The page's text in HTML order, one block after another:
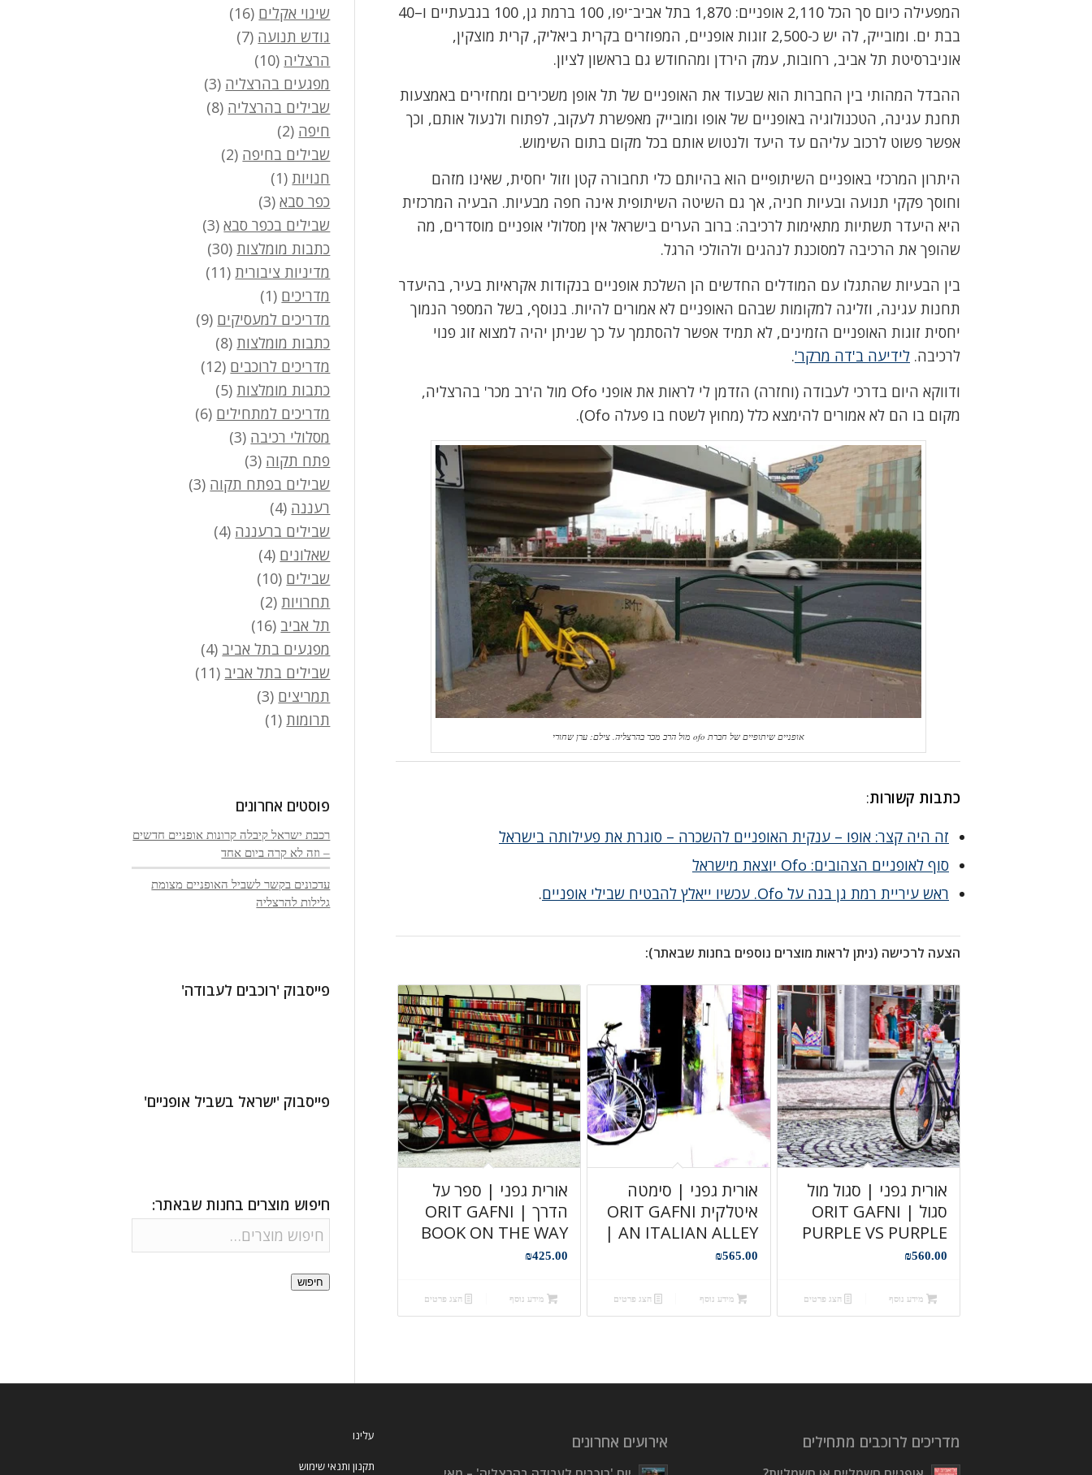
המפעילה כיום סך הכל 2,110 אופניים: 1,870 בתל אביב־יפו, 100 ברמת גן, 100 בגבעתיים ו–40
בבת ים. ומובייק, לה יש כ-2,500 זוגות אופניים, המפוזרים בקרית ביאליק, קרית מוצקין,
אוניברסיטת תל אביב, רחובות, עמק הירדן ומהחודש גם בראשון לציון.
ההבדל המהותי בין החברות הוא שבעוד את האופניים של תל אופן משכירים ומחזירים באמצעות
תחנת עגינה, הטכנולוגיה באופניים של אופו ומובייק מאפשרת לעקוב, לפתוח ולנעול אותם, וכך
אפשר פשוט לרכוב עליהם עד היעד ולנטוש אותם בכל מקום בתום השימוש.
היתרון המרכזי באופניים השיתופיים הוא בהיותם כלי תחבורה קטן וזול יחסית, שאינו מזהם
וחוסך פקקי תנועה ובעיות חניה, אך גם השיטה השיתופית אינה חפה מבעיות. הבעיה המרכזית
היא היעדר תשתיות מתאימות לרכיבה: ברוב הערים בישראל אין מסלולי אופניים מוסדרים, מה
שהופך את הרכיבה למסוכנת לנהגים ולהולכי הרגל.
בין הבעיות שהתגלו עם המודלים החדשים הן השלכת אופניים בנקודות אקראיות בעיר, בהיעדר
תחנות עגינה, וזליגה למקומות שבהם האופניים לא אמורים להיות. בנוסף, בשל המספר הנמוך
יחסית זוגות האופניים הזמינים, לא תמיד אפשר להסתמך על כך שניתן יהיה למצוא זוג פנוי
לרכיבה. לידיעה ב'דה מרקר'.
ודווקא היום בדרכי לעבודה (וחזרה) הזדמן לי לראות את אופני Ofo מול ה'רב מכר' בהרצליה,
מקום בו הם לא אמורים להימצא כלל (מחוץ לשטח בו פעלה Ofo).
אופניים שיתופיים של חברת ofo מול הרב מכר בהרצליה. צילם: ערן שחורי
כתבות קשורות:
זה היה קצר: אופו – ענקית האופניים להשכרה – סוגרת את פעילותה בישראל
סוף לאופניים הצהובים: Ofo יוצאת מישראל
ראש עיריית רמת גן בנה על Ofo. עכשיו ייאלץ להבטיח שבילי אופניים
.
הצעה לרכישה (ניתן לראות מוצרים נוספים בחנות שבאתר):
אורית גפני | סגול מול
סגול ORIT GAFNI |
PURPLE VS PURPLE
₪560.00
מידע נוסף הצג פרטים
אורית גפני | סימטה
איטלקית ORIT GAFNI
| AN ITALIAN ALLEY
₪565.00
מידע נוסף הצג פרטים
אורית גפני | ספר על
הדרך ORIT GAFNI |
BOOK ON THE WAY
₪425.00
מידע נוסף הצג פרטים
שינוי אקלים (16)
גודש תנועה (7)
הרצליה (10)
מפגעים בהרצליה (3)
שבילים בהרצליה (8)
חיפה (2)
שבילים בחיפה (2)
חנויות(1)
כפר סבא(3)
שבילים בכפר סבא(3)
כתבות מומלצות(30)
מדיניות ציבורית(11)
מדריכים (1)
מדריכים למעסיקים (9)
כתבות מומלצות(8)
מדריכים לרוכבים (12)
כתבות מומלצות(5)
מדריכים למתחילים (6)
מסלולי רכיבה (3)
פתח תקוה (3)
שבילים בפתח תקוה (3)
רעננה (4)
שבילים ברעננה (4)
שאלונים (4)
שבילים (10)
תחרויות(2)
תל אביב (16)
מפגעים בתל אביב (4)
שבילים בתל אביב (11)
תמריצים (3)
תרומות(1)
פוסטים אחרונים
רכבת ישראל קיבלה קרונות אופניים חדשים
– וזה לא קרה ביום אחד
עדכונים בקשר לשביל האופניים מצומת
גלילות להרצליה
פייסבוק 'רוכבים לעבודה'
פייסבוק 'ישראל בשביל אופניים'
חיפוש מוצרים בחנות שבאתר:
חיפוש
מדריכים לרוכבים מתחילים אירועים אחרונים עלינו
תקנון ותנאי שימוש